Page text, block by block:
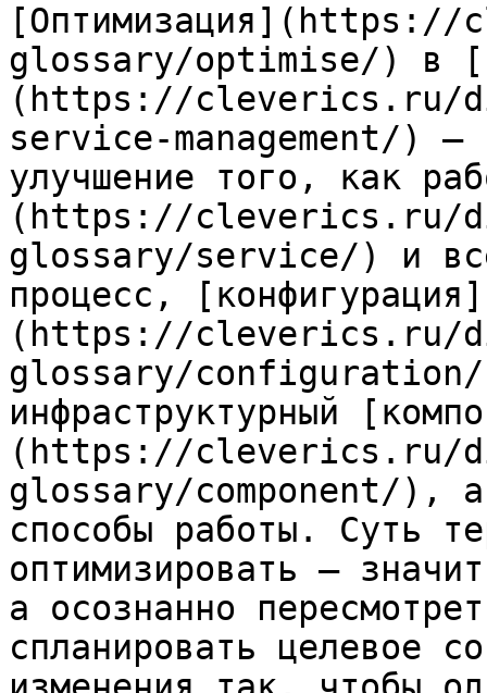
glossary/optimise/) в
(https://cleverics.ru/
service-management/) —
улучшение того, как
(https://cleverics.ru/
glossary/service/) и
процесс, [конфигурация]
(https://cleverics.ru/
glossary/configuration/
инфраструктурный
(https://cleverics.ru/
glossary/component/), а
способы работы. Суть
оптимизировать —
а осознанно
спланировать целевое